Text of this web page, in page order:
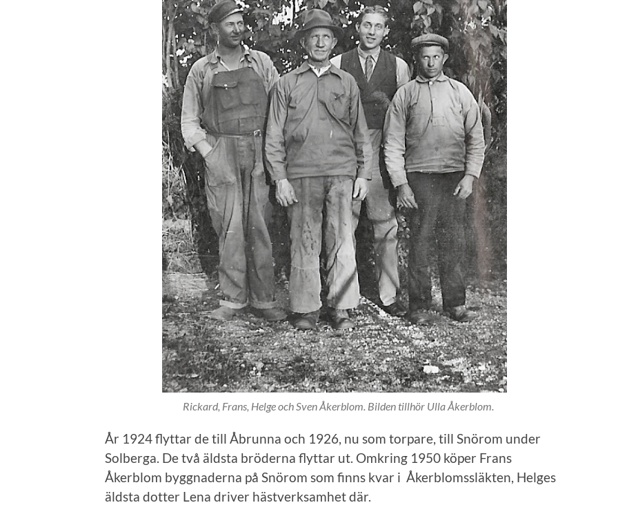
Rickard, Frans, Helge och Sven Åkerblom. Bilden tillhör Ulla Åkerblom.
År 1924 flyttar de till Åbrunna och 1926, nu som torpare, till Snörom under
Solberga. De två äldsta bröderna flyttar ut. Omkring 1950 köper Frans
Åkerblom byggnaderna på Snörom som finns kvar i Åkerblomssläkten, Helges
äldsta dotter Lena driver hästverksamhet där.